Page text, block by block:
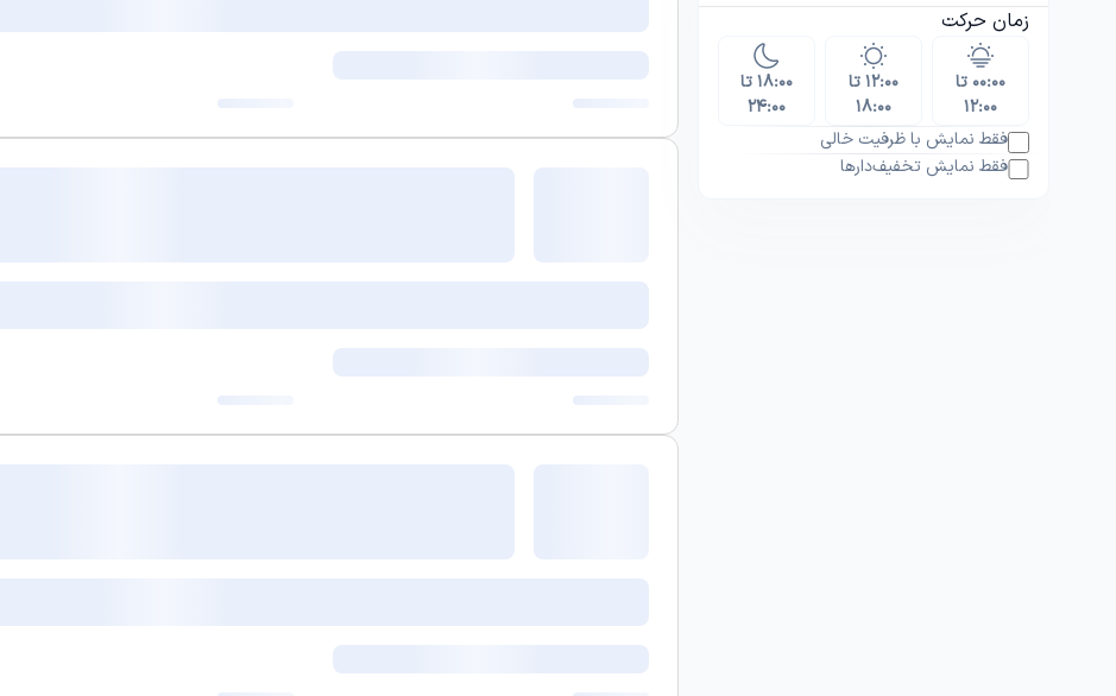
زمان حرکت
۰۰:۰۰ تا
۱۲:۰۰
۱۲:۰۰ تا
۱۸:۰۰
۱۸:۰۰ تا
۲۴:۰۰
فقط نمایش با ظرفیت خالی
فقط نمایش تخفیف‌دارها